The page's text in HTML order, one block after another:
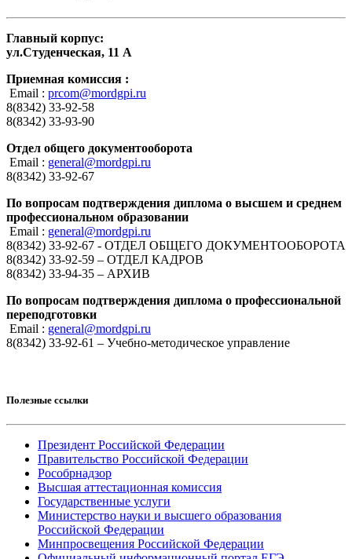
Главный корпус:
ул.Студенческая, 11 А
Приемная комиссия :
Email : prcom@mordgpi.ru
8(8342) 33-92-58
8(8342) 33-93-90
Отдел общего документооборота
Email : general@mordgpi.ru
8(8342) 33-92-67
По вопросам подтверждения диплома о высшем и среднем
профессиональном образовании
Email : general@mordgpi.ru
8(8342) 33-92-67 - ОТДЕЛ ОБЩЕГО ДОКУМЕНТООБОРОТА
8(8342) 33-92-59 – ОТДЕЛ КАДРОВ
8(8342) 33-94-35 – АРХИВ
По вопросам подтверждения диплома о профессиональной
переподготовки
Email : general@mordgpi.ru
8(8342) 33-92-61 – Учебно-методическое управление
Полезные ссылки
Президент Российской Федерации
Правительство Российской Федерации
Рособрнадзор
Высшая аттестационная комиссия
Государственные услуги
Министерство науки и высшего образования
Российской Федерации
Минпросвещения Российской Федерации